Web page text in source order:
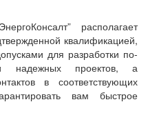
располагает
квалификацией,
для разработки по-
надежных проектов, а
в соответствующих
вам быстрое